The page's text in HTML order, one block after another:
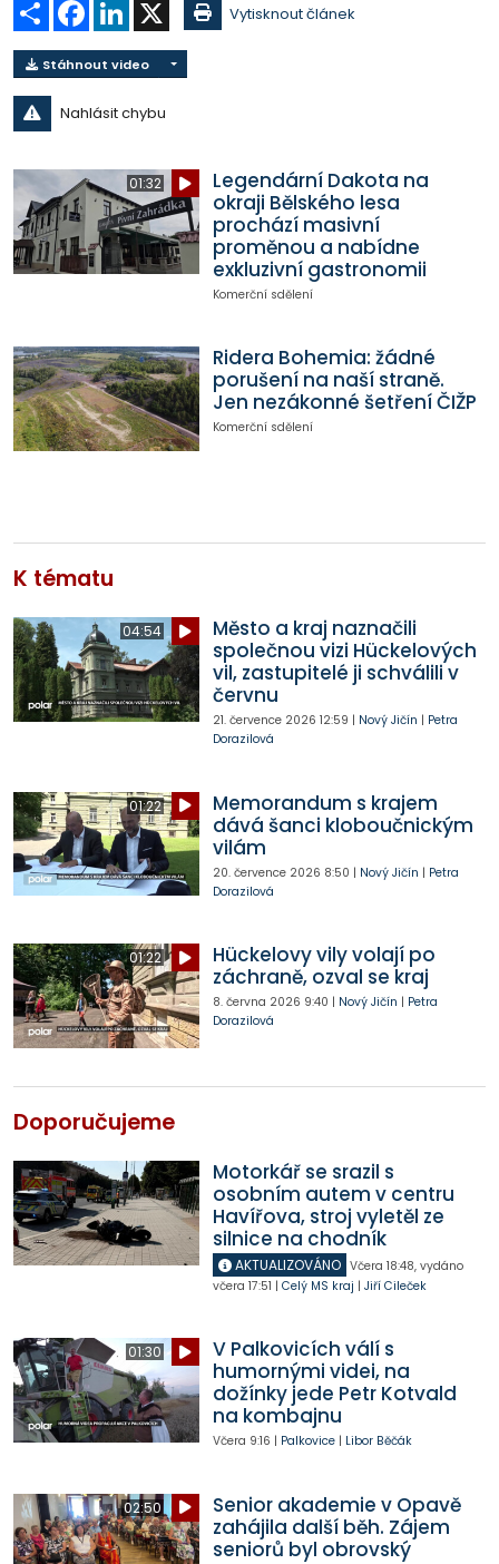
Vytisknout článek
Stáhnout video
Nahlásit chybu
01:32
Legendární Dakota na
okraji Bělského lesa
prochází masivní
proměnou a nabídne
exkluzivní gastronomii
Komerční sdělení
Ridera Bohemia: žádné
porušení na naší straně.
Jen nezákonné šetření ČIŽP
Komerční sdělení
K tématu
04:54
Město a kraj naznačili
společnou vizi Hückelových
vil, zastupitelé ji schválili v
červnu
21. července 2026 12:59 | Nový Jičín | Petra
Dorazilová
01:22
Memorandum s krajem
dává šanci kloboučnickým
vilám
20. července 2026 8:50 | Nový Jičín | Petra
Dorazilová
01:22
Hückelovy vily volají po
záchraně, ozval se kraj
8. června 2026 9:40 | Nový Jičín | Petra
Dorazilová
Doporučujeme
Motorkář se srazil s
osobním autem v centru
Havířova, stroj vyletěl ze
silnice na chodník
AKTUALIZOVÁNO Včera 18:48, vydáno
včera 17:51 | Celý MS kraj | Jiří Cileček
01:30
V Palkovicích válí s
humornými videi, na
dožínky jede Petr Kotvald
na kombajnu
Včera 9:16 | Palkovice| Libor Běčák
02:50
Senior akademie v Opavě
zahájila další běh. Zájem
seniorů byl obrovský